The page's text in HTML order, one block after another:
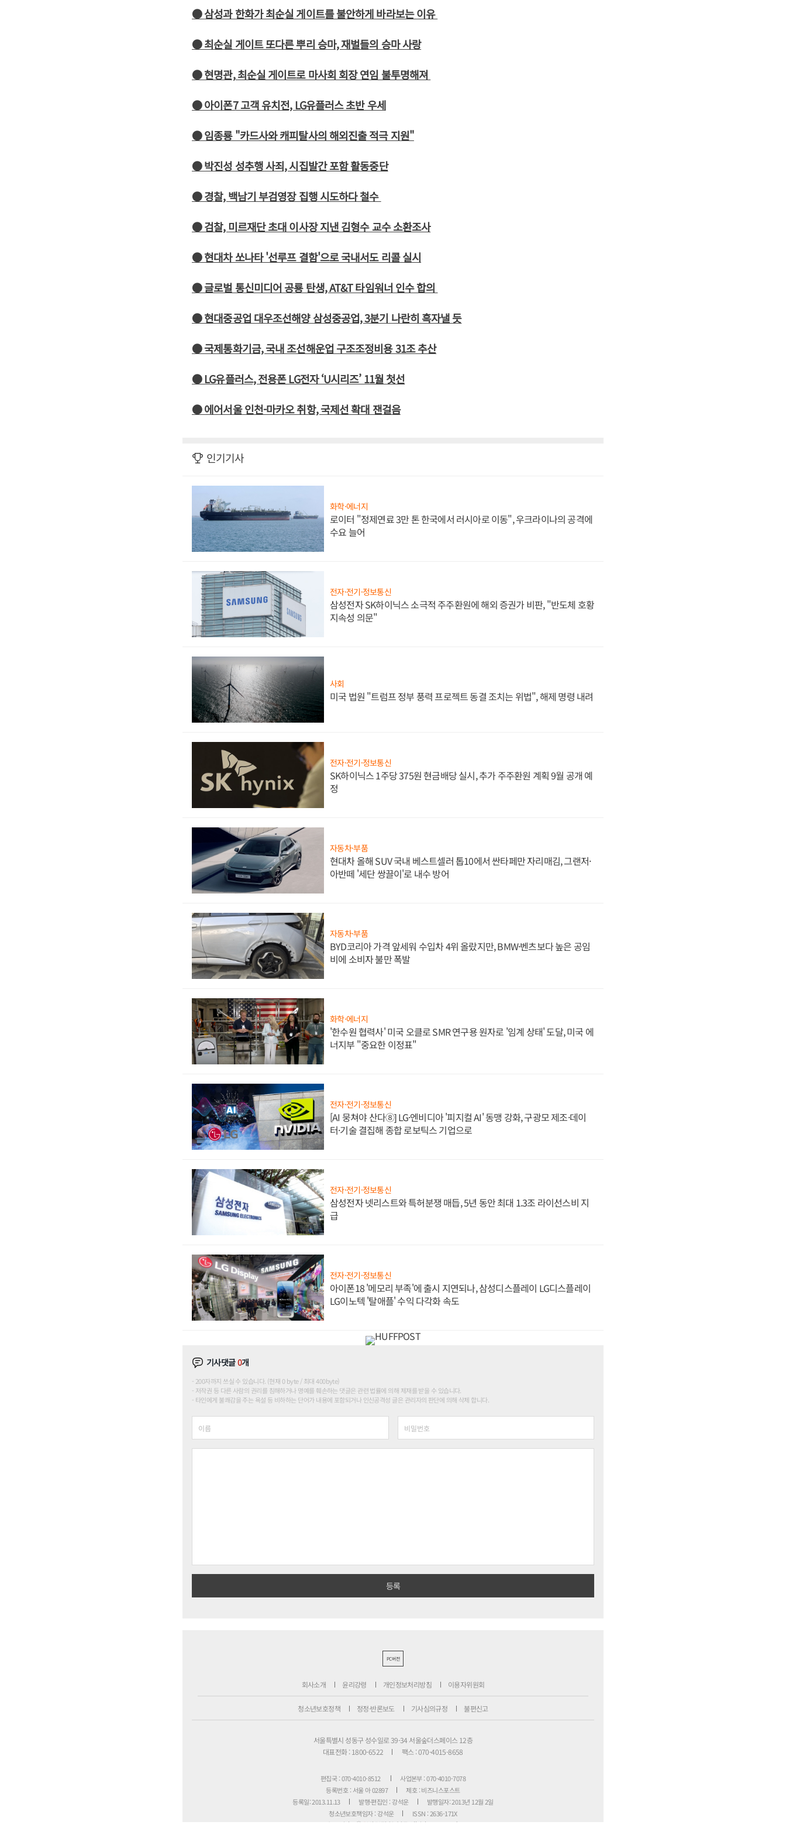
● 삼성과 한화가 최순실 게이트를 불안하게 바라보는 이유
● 최순실 게이트 또다른 뿌리 승마, 재벌들의 승마 사랑
● 현명관, 최순실 게이트로 마사회 회장 연임 불투명해져
● 아이폰7 고객 유치전, LG유플러스 초반 우세
● 임종룡 "카드사와 캐피탈사의 해외진출 적극 지원"
● 박진성 성추행 사죄, 시집발간 포함 활동중단
● 경찰, 백남기 부검영장 집행 시도하다 철수
● 검찰, 미르재단 초대 이사장 지낸 김형수 교수 소환조사
● 현대차 쏘나타 '선루프 결함'으로 국내서도 리콜 실시
● 글로벌 통신미디어 공룡 탄생, AT&T 타임워너 인수 합의
● 현대중공업 대우조선해양 삼성중공업, 3분기 나란히 흑자낼 듯
● 국제통화기금, 국내 조선해운업 구조조정비용 31조 추산
● LG유플러스, 전용폰 LG전자 ‘U시리즈’ 11월 첫선
● 에어서울 인천-마카오 취항, 국제선 확대 잰걸음
인기기사
화학·에너지
로이터 "정제연료 3만 톤 한국에서 러시아로 이동", 우크라이나의 공격에
수요 늘어
전자·전기·정보통신
삼성전자 SK하이닉스 소극적 주주환원에 해외 증권가 비판, "반도체 호황
지속성 의문"
사회
미국 법원 "트럼프 정부 풍력 프로젝트 동결 조치는 위법", 해제 명령 내려
전자·전기·정보통신
SK하이닉스 1주당 375원 현금배당 실시, 추가 주주환원 계획 9월 공개 예
정
자동차·부품
현대차 올해 SUV 국내 베스트셀러 톱10에서 싼타페만 자리매김, 그랜저·
아반떼 '세단 쌍끌이'로 내수 방어
자동차·부품
BYD코리아 가격 앞세워 수입차 4위 올랐지만, BMW·벤츠보다 높은 공임
비에 소비자 불만 폭발
화학·에너지
'한수원 협력사' 미국 오클로 SMR 연구용 원자로 '임계 상태' 도달, 미국 에
너지부 "중요한 이정표"
전자·전기·정보통신
[AI 뭉쳐야 산다⑧] LG·엔비디아 '피지컬 AI' 동맹 강화, 구광모 제조·데이
터·기술 결집해 종합 로보틱스 기업으로
전자·전기·정보통신
삼성전자 넷리스트와 특허분쟁 매듭, 5년 동안 최대 1.3조 라이선스비 지
급
전자·전기·정보통신
아이폰18 '메모리 부족'에 출시 지연되나, 삼성디스플레이 LG디스플레이
LG이노텍 '탈애플' 수익 다각화 속도
기사댓글0개
200자까지 쓰실 수 있습니다. (현재 0 byte / 최대 400byte)
저작권 등 다른 사람의 권리를 침해하거나 명예를 훼손하는 댓글은 관련 법률에 의해 제재를 받을 수 있습니다.
타인에게 불쾌감을 주는 욕설 등 비하하는 단어가 내용에 포함되거나 인신공격성 글은 관리자의 판단에 의해 삭제 합니다.
PC버전
회사소개 윤리강령 개인정보처리방침 이용자위원회
청소년보호정책 정정·반론보도 기사심의규정 불편신고
서울특별시 성동구 성수일로 39-34 서울숲더스페이스 12층
대표전화 : 1800-6522
팩스 : 070-4015-8658
편집국 : 070-4010-8512
사업본부 : 070-4010-7078
등록번호 : 서울 아 02897
제호 : 비즈니스포스트
등록일: 2013.11.13
발행·편집인 : 강석운
발행일자: 2013년 12월 2일
청소년보호책임자 : 강석운
ISSN : 2636-171X
Copyright ⓒ BUSINESSPOST. All rights reserved.